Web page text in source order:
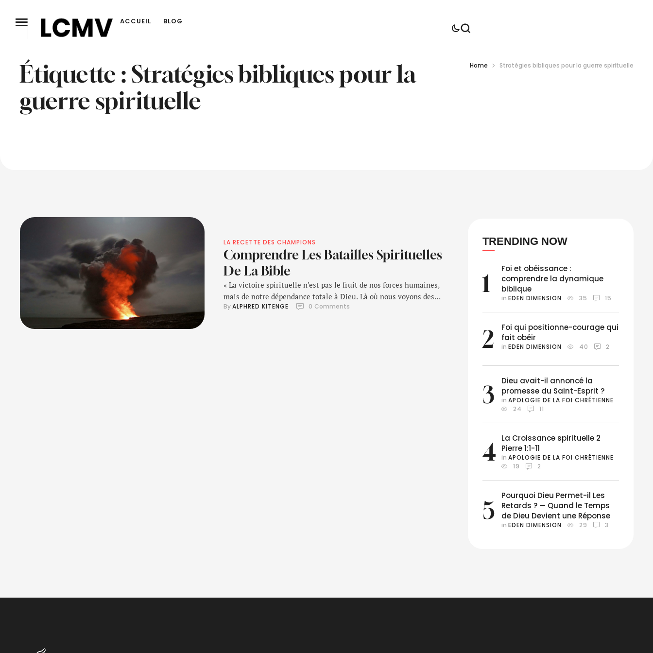
ACCUEIL BLOG
Étiquette : Stratégies bibliques pour la
guerre spirituelle
Home Stratégies bibliques pour la guerre spirituelle
LA RECETTE DES CHAMPIONS
Comprendre Les Batailles Spirituelles
De La Bible
« La victoire spirituelle n’est pas le fruit de nos forces humaines,
mais de notre dépendance totale à Dieu. Là où nous voyons des
géants, Lui voit des occasions pour montrer Sa puissance. »
By ALPHRED KITENGE 0 Comments
TRENDING NOW
1
Foi et obéissance :
comprendre la dynamique
biblique
in EDEN DIMENSION 35 15
2
Foi qui positionne-courage qui
fait obéir
in EDEN DIMENSION 40 2
3
Dieu avait-il annoncé la
promesse du Saint-Esprit ?
in APOLOGIE DE LA FOI CHRÉTIENNE
24
11
4
La Croissance spirituelle 2
Pierre 1:1-11
in APOLOGIE DE LA FOI CHRÉTIENNE
19
2
5
Pourquoi Dieu Permet-il Les
Retards ? — Quand le Temps
de Dieu Devient une Réponse
in EDEN DIMENSION 29 3